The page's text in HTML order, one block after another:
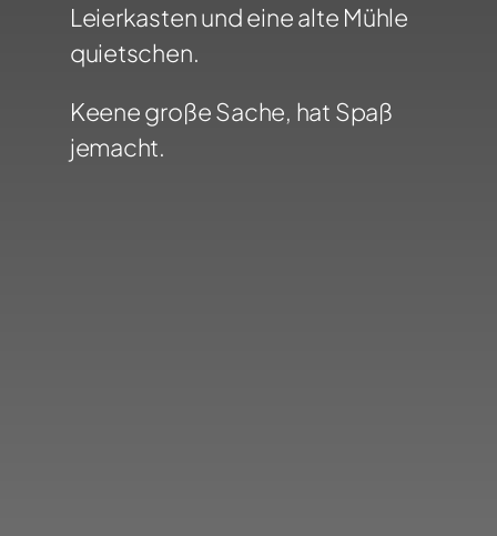
Leierkasten und eine alte Mühle
quietschen.
Keene große Sache, hat Spaß
jemacht.